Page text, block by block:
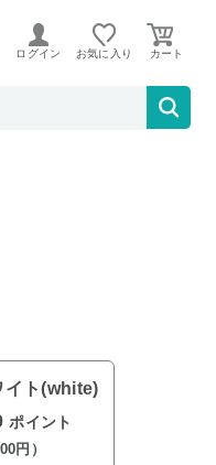
ログイン お気に入り
タワー ブラック
イト(white)
ポイント
円）